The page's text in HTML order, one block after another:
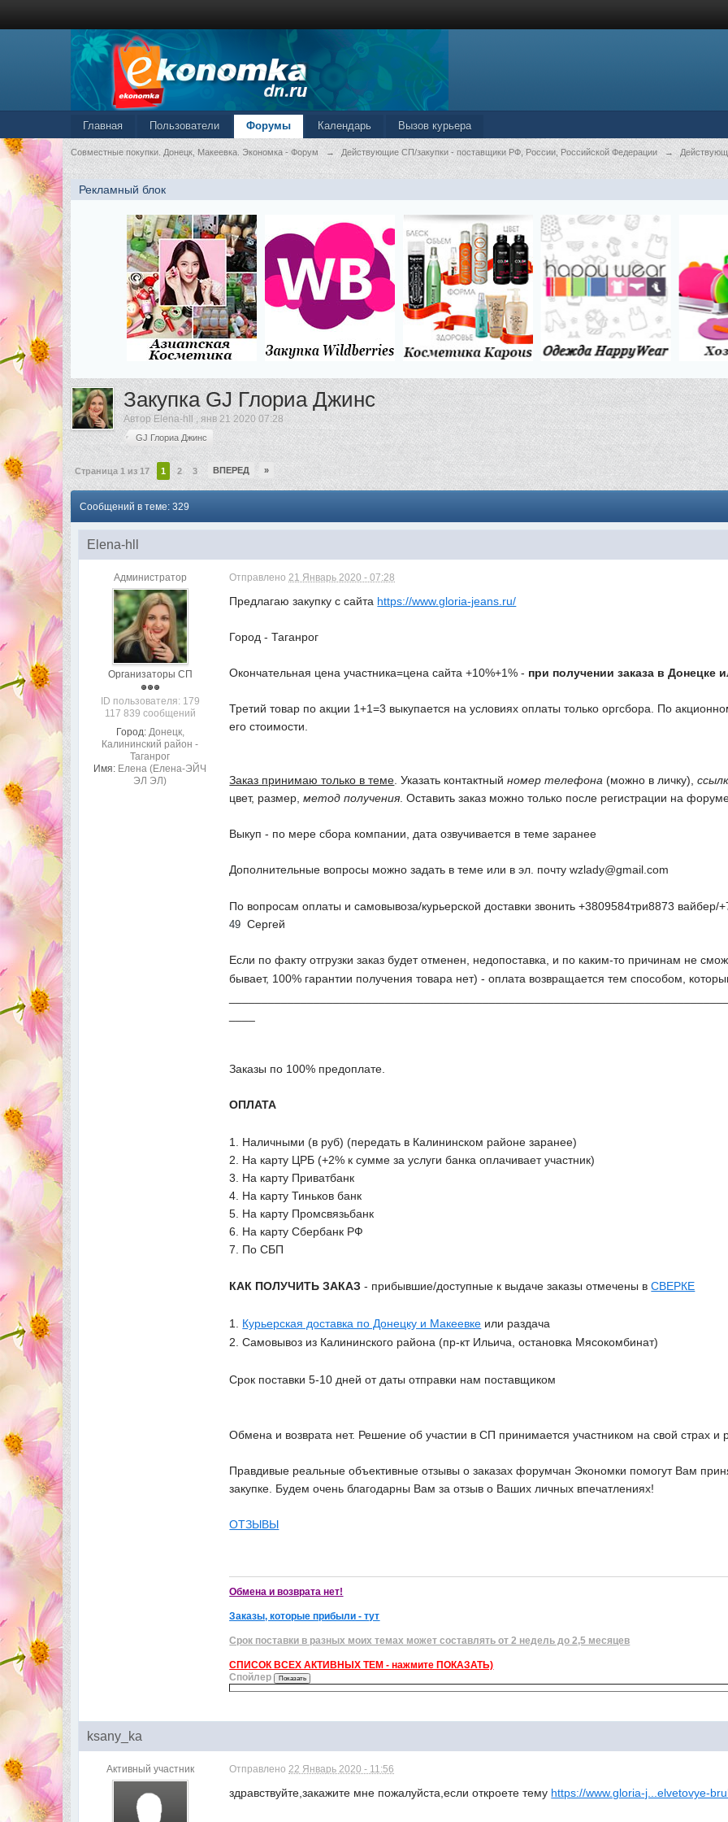
Главная Вызов курьера
Пользователи Форумы Календарь
Совместные покупки. Донецк, Макеевка. Экономка - Форум → Действующие СП/закупки - поставщики РФ, России, Российской Федерации →
Рекламный блок
Закупка GJ Глориа Джинс
АвторElena-hll ,янв 21 2020 07:28
GJ Глориа Джинс
Страница 1 из 17 1 2 3 ВПЕРЕД »
Сообщений в теме: 329
Elena-hll
Администратор
Организаторы СП
ID пользователя: 179
117 839 сообщений
Город: Донецк,
Калининский район -
Таганрог
Имя: Елена (Елена-ЭЙЧ
ЭЛ ЭЛ)
Отправлено21 Январь 2020 - 07:28
Предлагаю закупку с сайта https://www.gloria-jeans.ru/
Город - Таганрог
Окончательная цена участника=цена сайта +10%+1% - при получении заказа в Донецке
Третий товар по акции 1+1=3 выкупается на условиях оплаты только оргсбора. По
его стоимости.
Заказ принимаю только в теме . Указать контактныйномер телефона (можно в личку),
цвет, размер,метод получения . Оставить заказ можно только после регистрации на
Выкуп - по мере сбора компании, дата озвучивается в теме заранее
Дополнительные вопросы можно задать в теме или в эл. почтуwzlady@gmail.com
По вопросам оплаты и самовывоза/курьерской доставки звонить +3809584три8873 вайбер/
49 Сергей
Если по факту отгрузки заказ будет отменен, недопоставка, и по каким-то причинам не
бывает, 100% гарантии получения товара нет) - оплата возвращается тем способом,
Заказы по 100% предоплате.
ОПЛАТА
1. Наличными (в руб) (передать в Калининском районе заранее)
2. На карту ЦРБ (+2% к сумме за услуги банка оплачивает участник)
3. На карту Приватбанк
4. На карту Тиньков банк
5. На карту Промсвязьбанк
6. На карту Сбербанк РФ
7. По СБП
КАК ПОЛУЧИТЬ ЗАКАЗ- прибывшие/доступные к выдаче заказы отмечены вСВЕРКЕ
1. Курьерская доставка по Донецку и Макеевке или раздача
2. Самовывоз из Калининского района (пр-кт Ильича, остановка Мясокомбинат)
Срок поставки 5-10 дней от даты отправки нам поставщиком
Обмена и возврата нет. Решение об участии в СП принимается участником на свой страх и
Правдивые реальные объективные отзывы о заказах форумчан Экономки помогут Вам
закупке. Будем очень благодарны Вам за отзыв о Ваших личных впечатлениях!
ОТЗЫВЫ
Обмена и возврата нет!
Заказы, которые прибыли - тут
Срок поставки в разных моих темах может составлять от 2 недель до 2,5 месяцев
СПИСОК ВСЕХ АКТИВНЫХ ТЕМ - нажмите ПОКАЗАТЬ)
Спойлер
ksany_ka
Активный участник Отправлено22 Январь 2020 - 11:56
здравствуйте,закажите мне пожалуйста,если откроете тему https://www.gloria-j...elvetovye-